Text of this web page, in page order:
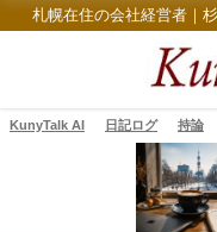
札幌在住の会社経営者｜
KunyTalk AI 日記ログ 持論